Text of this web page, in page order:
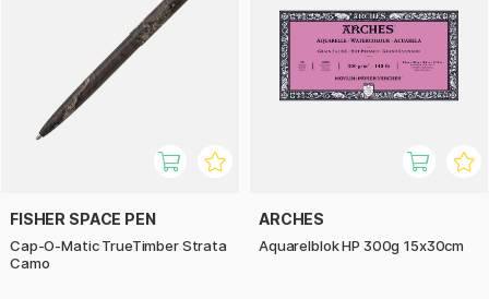
FISHER SPACE PEN
Cap-O-Matic TrueTimber Strata
Camo
ARCHES
Aquarelblok HP 300g 15x30cm